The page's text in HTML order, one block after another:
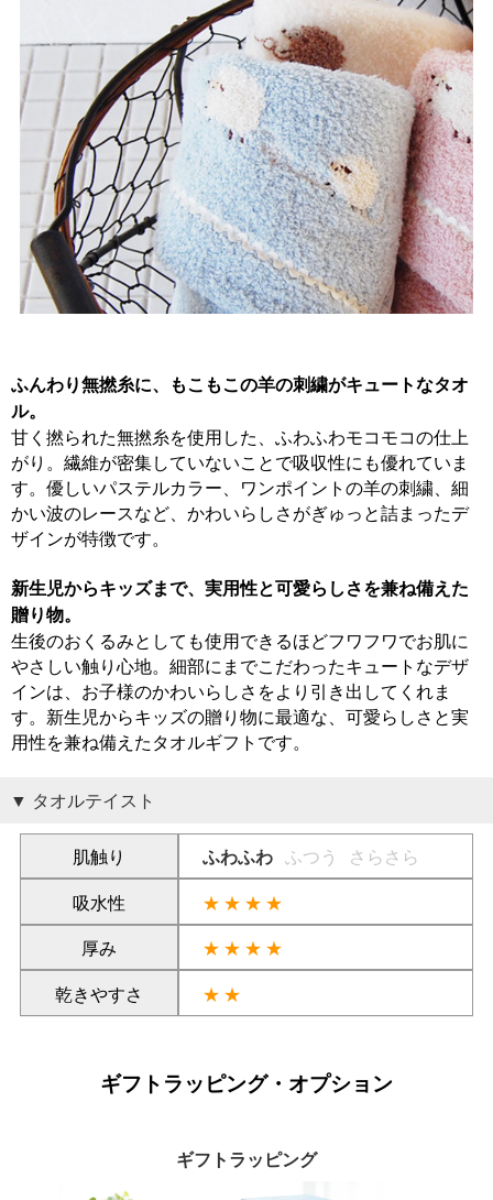
ふんわり無撚糸に、もこもこの羊の刺繍がキュートなタオ
ル。
甘く撚られた無撚糸を使用した、ふわふわモコモコの仕上
がり。繊維が密集していないことで吸収性にも優れていま
す。優しいパステルカラー、ワンポイントの羊の刺繍、細
かい波のレースなど、かわいらしさがぎゅっと詰まったデ
ザインが特徴です。
新生児からキッズまで、実用性と可愛らしさを兼ね備えた
贈り物。
生後のおくるみとしても使用できるほどフワフワでお肌に
やさしい触り心地。細部にまでこだわったキュートなデザ
インは、お子様のかわいらしさをより引き出してくれま
す。新生児からキッズの贈り物に最適な、可愛らしさと実
用性を兼ね備えたタオルギフトです。
タオルテイスト
肌触り ふわふわ ふつう
さらさら
吸水性
★★★★
厚み
★★★★
乾きやすさ
★★
ギフトラッピング・オプション
ギフトラッピング